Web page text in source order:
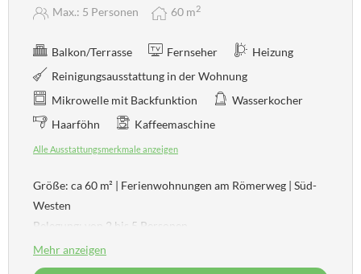
Max.: 5 Personen 60 m2
Balkon/Terrasse Fernseher
Heizung
Reinigungsausstattung in der Wohnung
Mikrowelle mit Backfunktion
Wasserkocher
Haarföhn
Kaffeemaschine
Alle Ausstattungsmerkmale anzeigen
Größe: ca 60 m² | Ferienwohnungen am Römerweg | Süd-
Westen
Belegung: von 2 bis 5 Personen
Schlafzimmer, Wohn-Küche, Tages-WC
Badewanne, Dusche, WC, Haarfön, Kosmetikspiegel
Mehr anzeigen